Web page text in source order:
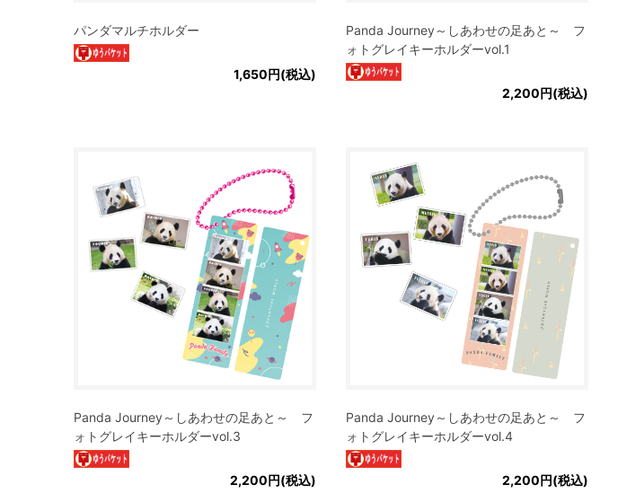
パンダマルチホルダー
1,650円(税込)
Panda Journey～しあわせの足あと～ フ
ォトグレイキーホルダーvol.1
2,200円(税込)
Panda Journey～しあわせの足あと～ フ
ォトグレイキーホルダーvol.3
2,200円(税込)
Panda Journey～しあわせの足あと～ フ
ォトグレイキーホルダーvol.4
2,200円(税込)